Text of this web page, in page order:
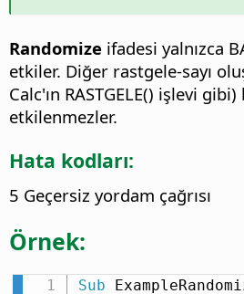
Randomize ifadesi yalnızca
etkiler. Diğer rastgele-sayı
Calc'ın RASTGELE() işlevi
etkilenmezler.
Hata kodları:
5 Geçersiz yordam çağrısı
Örnek:
Sub